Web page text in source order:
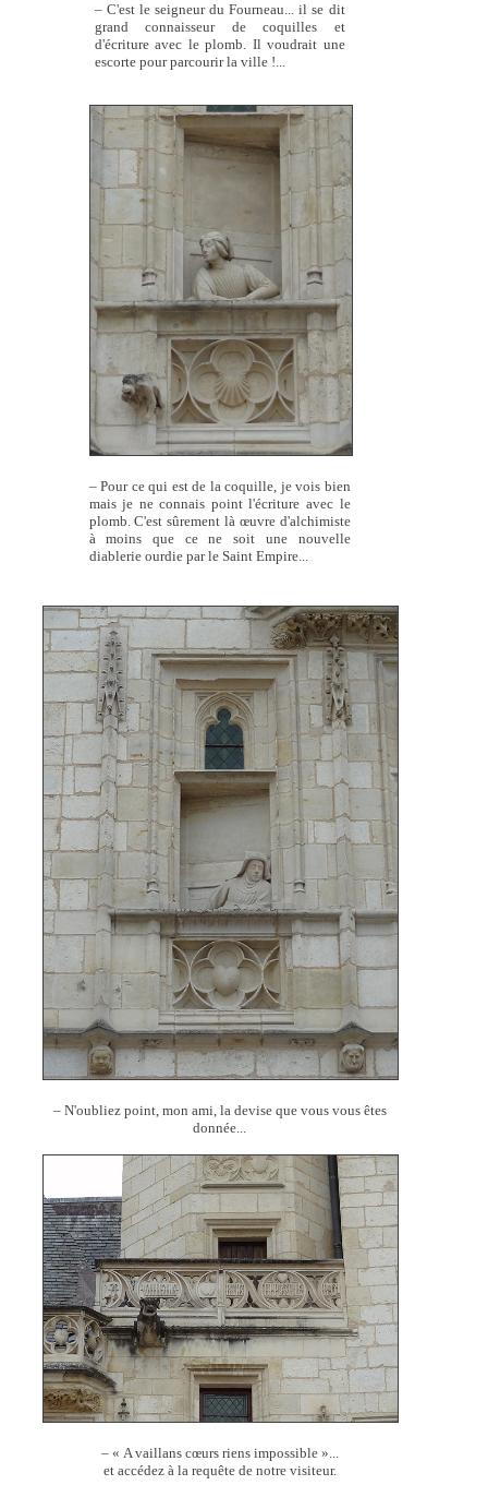
– C'est le seigneur du Fourneau... il se dit
grand connaisseur de coquilles et
d'écriture avec le plomb. Il voudrait une
escorte pour parcourir la ville !...
– Pour ce qui est de la coquille, je vois bien
mais je ne connais point l'écriture avec le
plomb. C'est sûrement là œuvre d'alchimiste
à moins que ce ne soit une nouvelle
diablerie ourdie par le Saint Empire...
– N'oubliez point, mon ami, la devise que vous vous êtes
donnée...
– « A vaillans cœurs riens impossible »...
et accédez à la requête de notre visiteur.